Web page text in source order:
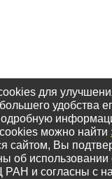
для
удобства
можно найти
сайтом, Вы
об
и согласны с